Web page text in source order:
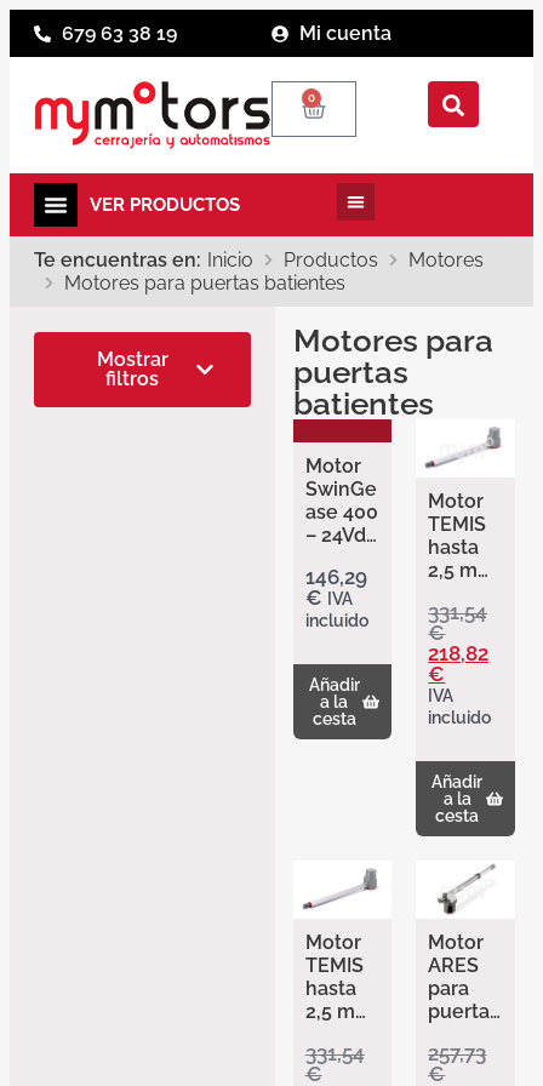
679 63 38 19 Mi cuenta
0
Te encuentras en: Inicio Productos
Motores
Motores para puertas batientes
Marcas
Erreka
Mostrar
filtros
Motores para
puertas
batientes
Motor
SwinGe
ase 400
– 24Vdc
puertas
batient
es
3,5 m
AlumiH
ome
146,29
€ IVA
incluido
Añadir
a la
cesta
Motor
TEMIS
hasta
2,5 m
derech
o
Erreka
331,54
€
218,82
€
IVA
incluido
Añadir
a la
cesta
Motor
TEMIS
hasta
2,5 m
izquier
do
331,54
€
Motor
ARES
para
puertas
3m
lado
257,73
€